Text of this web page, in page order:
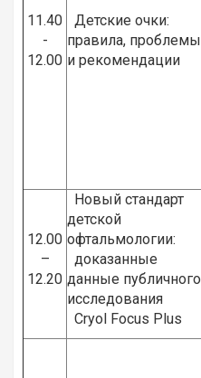
11.40
-
12.00
Детские очки:
правила, проблемы
и рекомендации
12.00
–
12.20
Новый стандарт
детской
офтальмологии:
доказанные
данные публичного
исследования
Cryol Focus Plus